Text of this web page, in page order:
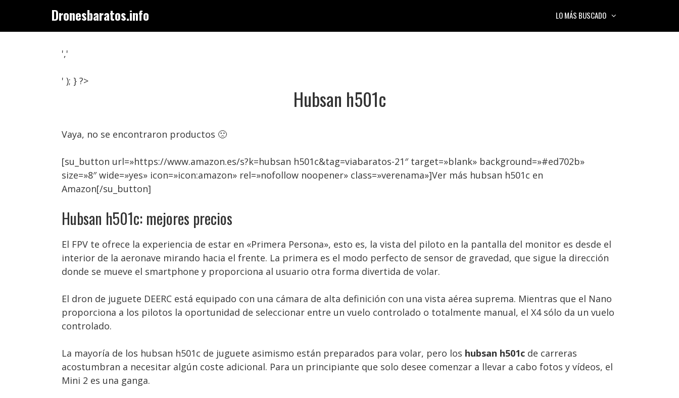
contenido
Dronesbaratos.info LO MÁS BUSCADO
','
' ); } ?>
Hubsan h501c
Vaya, no se encontraron productos 🙁
[su_button url=»https://www.amazon.es/s?k=hubsan h501c&tag=viabaratos-21″ target=»blank» background=»#ed702b»
size=»8″ wide=»yes» icon=»icon:amazon» rel=»nofollow noopener» class=»verenama»]Ver más hubsan h501c en
Amazon[/su_button]
Hubsan h501c: mejores precios
El FPV te ofrece la experiencia de estar en «Primera Persona», esto es, la vista del piloto en la pantalla del monitor es desde el
interior de la aeronave mirando hacia el frente. La primera es el modo perfecto de sensor de gravedad, que sigue la dirección
donde se mueve el smartphone y proporciona al usuario otra forma divertida de volar.
El dron de juguete DEERC está equipado con una cámara de alta definición con una vista aérea suprema. Mientras que el Nano
proporciona a los pilotos la oportunidad de seleccionar entre un vuelo controlado o totalmente manual, el X4 sólo da un vuelo
controlado.
La mayoría de los hubsan h501c de juguete asimismo están preparados para volar, pero los hubsan h501c de carreras
acostumbran a necesitar algún coste adicional. Para un principiante que solo desee comenzar a llevar a cabo fotos y vídeos, el
Mini 2 es una ganga.